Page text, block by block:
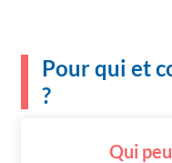
Pour qui et
?
Qui